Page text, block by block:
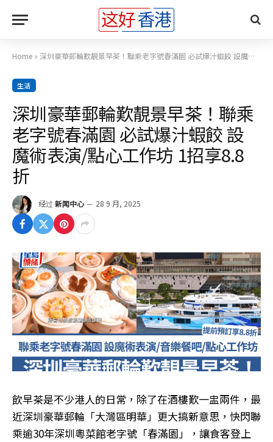
Home » 深圳豪華郵輪歎靚景早茶！聯乘老字號春滿園 必試爆汁蝦餃 設魔術表演/點心工作坊 1招享8.8折
生活
深圳豪華郵輪歎靚景早茶！聯乘
老字號春滿園 必試爆汁蝦餃 設
魔術表演/點心工作坊 1招享8.8
折
经过 新闻中心 28 9 月, 2025
飲早茶是不少港人的日常，除了在酒樓歎一盅兩件，最
近深圳豪華郵輪「大灣區明華」更大搞新意思，快閃聯
乘逾30年深圳粵菜館老字號「春滿園」，讓食客登上